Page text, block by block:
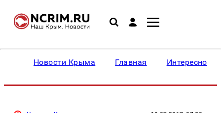
Новости Крыма Главная Интересное